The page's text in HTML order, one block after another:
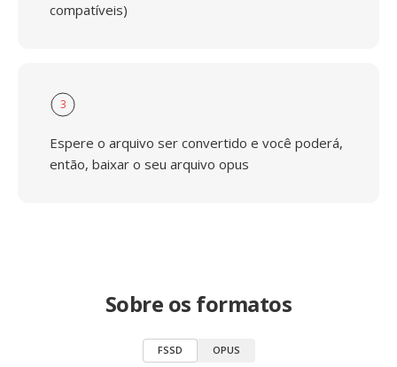
compatíveis)
3
Espere o arquivo ser convertido e você poderá,
então, baixar o seu arquivo opus
Sobre os formatos
FSSD OPUS